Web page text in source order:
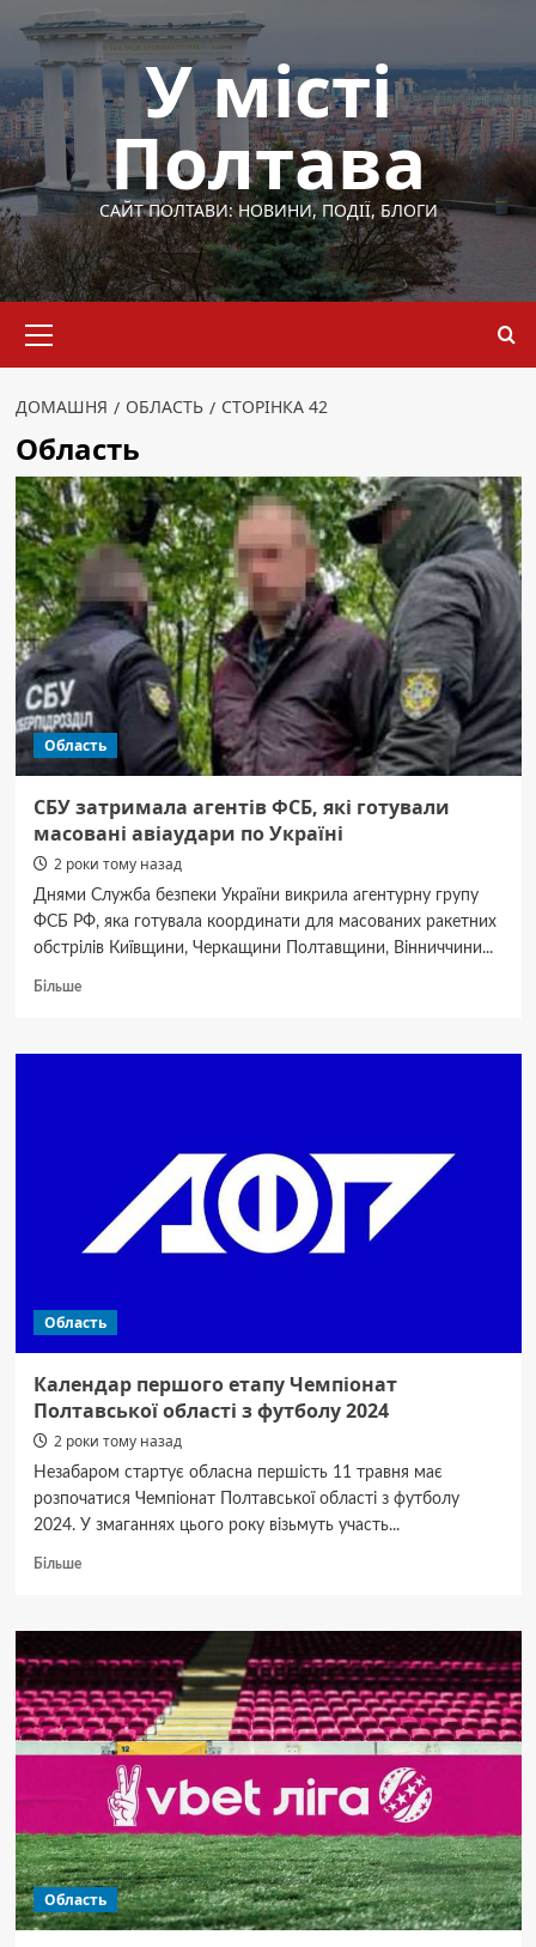
Перейти
вмісту
У місті
Полтава
САЙТ ПОЛТАВИ: НОВИНИ, ПОДІЇ, БЛОГИ
меню
ДОМАШНЯ ОБЛАСТЬ СТОРІНКА 42
Область
Область
СБУ затримала агентів ФСБ, які готували
масовані авіаудари по Україні
2 роки тому назад
Днями Служба безпеки України викрила агентурну групу
ФСБ РФ, яка готувала координати для масованих ракетних
обстрілів Київщини, Черкащини Полтавщини, Вінниччини...
БільшеДокладніше
затримала
авіаудари
Україні
Область
Календар першого етапу Чемпіонат
Полтавської області з футболу 2024
2 роки тому назад
Незабаром стартує обласна першість 11 травня має
розпочатися Чемпіонат Полтавської області з футболу
2024. У змаганнях цього року візьмуть участь...
БільшеДокладніше
першого
Чемпіонат
Полтавської
області
з футболу
Область